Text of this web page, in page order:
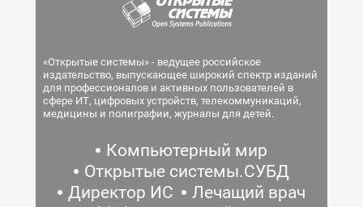
«Открытые системы» - ведущее российское
издательство, выпускающее широкий спектр изданий
для профессионалов и активных пользователей в
сфере ИТ, цифровых устройств, телекоммуникаций,
медицины и полиграфии, журналы для детей.
Компьютерный мир
Открытые системы.СУБД
Директор ИС
Лечащий врач